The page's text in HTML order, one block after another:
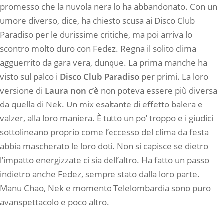
promesso che la nuvola nera lo ha abbandonato. Con un
umore diverso, dice, ha chiesto scusa ai Disco Club
Paradiso per le durissime critiche, ma poi arriva lo
scontro molto duro con Fedez. Regna il solito clima
agguerrito da gara vera, dunque. La prima manche ha
visto sul palco i Disco Club Paradiso per primi. La loro
versione di Laura non c’è non poteva essere più diversa
da quella di Nek. Un mix esaltante di effetto balera e
valzer, alla loro maniera. È tutto un po’ troppo e i giudici
sottolineano proprio come l’eccesso del clima da festa
abbia mascherato le loro doti. Non si capisce se dietro
l’impatto energizzate ci sia dell’altro. Ha fatto un passo
indietro anche Fedez, sempre stato dalla loro parte.
Manu Chao, Nek e momento Telelombardia sono puro
avanspettacolo e poco altro.